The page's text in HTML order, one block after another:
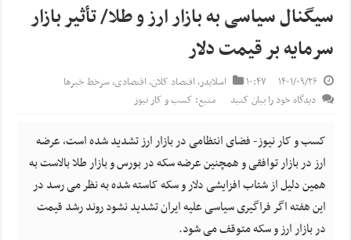
سیگنال سیاسی به بازار ارز و طلا/ تأثیر بازار
سرمایه بر قیمت دلار
۱۴۰۱/۰۹/۲۶ ۱۰:۴۷ اسلایدر,اقتصاد کلان,اقتصادی,سرخط خبرها
دیدگاه خود را بیان کنید
منبع: کسب و کار نیوز
کسب و کار نیوز- فضای انتظامی در بازار ارز تشدید شده است، عرضه
ارز در بازار توافقی و همچنین عرضه سکه در بورس و بازار طلا بالاست به
همین دلیل از شتاب افزایشی دلار و سکه کاسته شده به نظر می رسد در
این هفته اگر فراگیری سیاسی علیه ایران تشدید نشود روند رشد قیمت
در بازار ارز و سکه متوقف می شود.